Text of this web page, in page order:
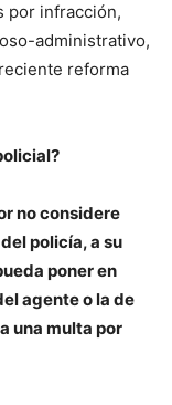
por infracción,
administrativo,
reforma
no considere
policía, a su
poner en
agente o la de
una multa por